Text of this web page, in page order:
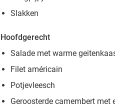
Slakken
Hoofdgerecht
Salade met warme
Filet américain
Potjevleesch
Geroosterde camembert met